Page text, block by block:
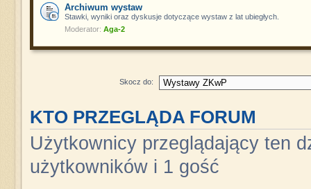
Archiwum wystaw
Stawki, wyniki oraz dyskusje dotyczące wystaw z lat ubiegłych.
Moderator: Aga-2
Skocz do:
KTO PRZEGLĄDA FORUM
Użytkownicy przeglądający ten
użytkowników i 1 gość